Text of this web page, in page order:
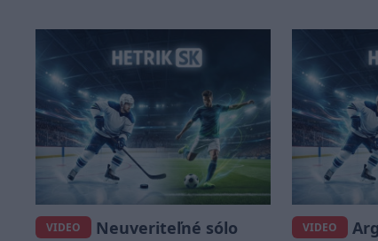
VIDEO
Neuveriteľné sólo
VIDEO